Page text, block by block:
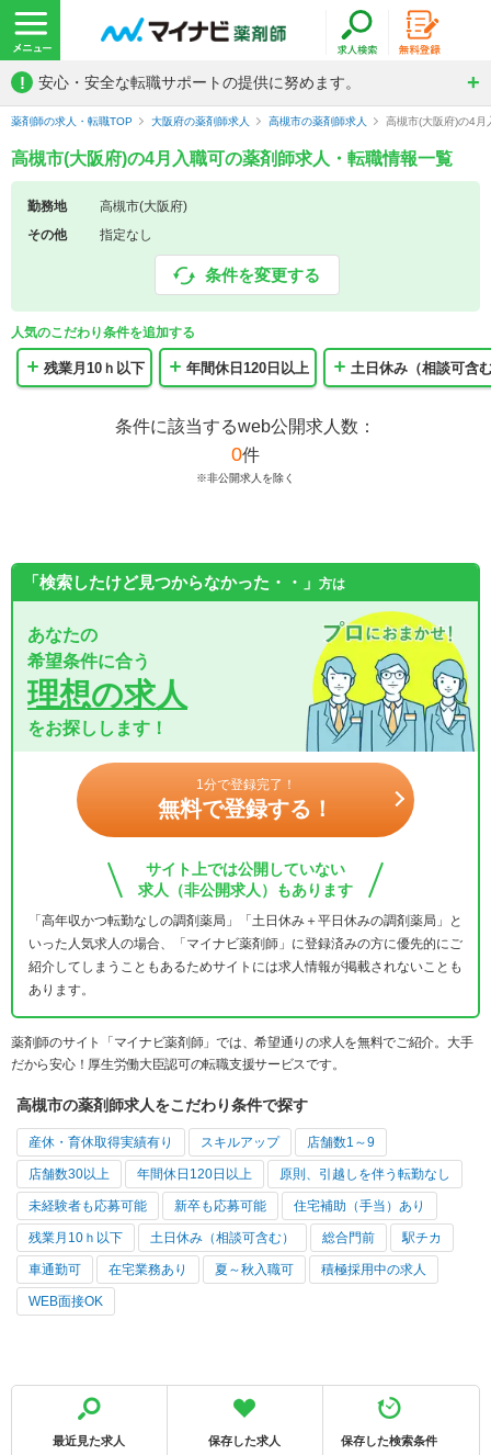
! 安心・安全な転職サポートの提供に努めます。
薬剤師の求人・転職TOP 大阪府の薬剤師求人 高槻市の薬剤師求人 高槻市(大阪府)の4月
高槻市(大阪府)の4月入職可の薬剤師求人・転職情報一覧
勤務地
高槻市(大阪府)
その他
指定なし
条件を変更する
人気のこだわり条件を追加する
残業月10ｈ以下 年間休日120日以上 土日休み（相談可含
条件に該当するweb公開求人数：
0件
※非公開求人を除く
「検索したけど見つからなかった・・」 方は
あなたの
希望条件に合う
理想の求人
をお探しします！
1分で登録完了！
無料で登録する！
サイト上では公開していない
求人（非公開求人）もあります
「高年収かつ転勤なしの調剤薬局」「土日休み＋平日休みの調剤薬局」と
いった人気求人の場合、「マイナビ薬剤師」に登録済みの方に優先的にご
紹介してしまうこともあるためサイトには求人情報が掲載されないことも
あります。
薬剤師のサイト「マイナビ薬剤師」では、希望通りの求人を無料でご紹介。大手
だから安心！厚生労働大臣認可の転職支援サービスです。
高槻市の薬剤師求人をこだわり条件で探す
産休・育休取得実績有り スキルアップ 店舗数1～9
店舗数30以上 年間休日120日以上 原則、引越しを伴う転勤なし
未経験者も応募可能 新卒も応募可能 住宅補助（手当）あり
残業月10ｈ以下 土日休み（相談可含む） 総合門前 駅チカ
車通勤可 在宅業務あり 夏～秋入職可 積極採用中の求人
WEB面接OK
最近見た求人 保存した求人 保存した検索条件